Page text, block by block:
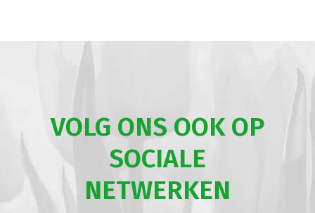
VOLG ONS OOK OP
SOCIALE
NETWERKEN